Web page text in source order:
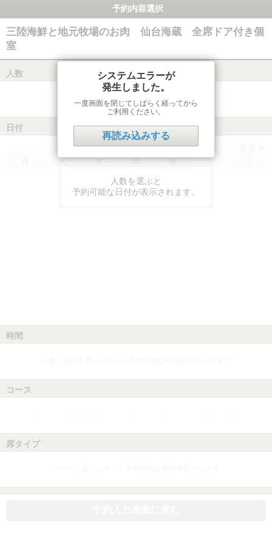
予約内容選択
三陸海鮮と地元牧場のお肉 仙台海蔵 全席ドア付き個
室
人数
日付
火 水 木 金 土
人数を選ぶと
予約可能な日付が表示されます。
時間
コース
席タイプ
システムエラーが
発生しました。
一度画面を閉じてしばらく経ってから
ご利用ください。
再読み込みする